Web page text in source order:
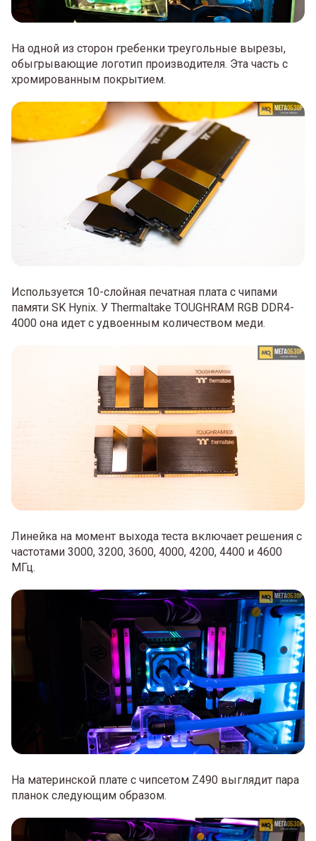
На одной из сторон гребенки треугольные вырезы,
обыгрывающие логотип производителя. Эта часть с
хромированным покрытием.
Используется 10-слойная печатная плата с чипами
памяти SK Hynix. У Thermaltake TOUGHRAM RGB DDR4-
4000 она идет с удвоенным количеством меди.
Линейка на момент выхода теста включает решения с
частотами 3000, 3200, 3600, 4000, 4200, 4400 и 4600
МГц.
На материнской плате с чипсетом Z490 выглядит пара
планок следующим образом.